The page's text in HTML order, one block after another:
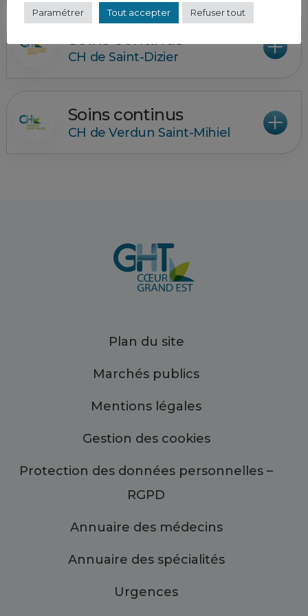
Soins continus
CH de Saint-Dizier
Soins continus
CH de Verdun Saint-Mihiel
Plan du site
Marchés publics
Mentions légales
Gestion des cookies
Protection des données personnelles –
RGPD
Annuaire des médecins
Annuaire des spécialités
Urgences
Paramétrer Tout accepter Refuser tout